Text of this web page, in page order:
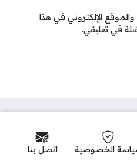
الإلكتروني في هذا
في تعليقي.
الخصوصية اتصل بنا